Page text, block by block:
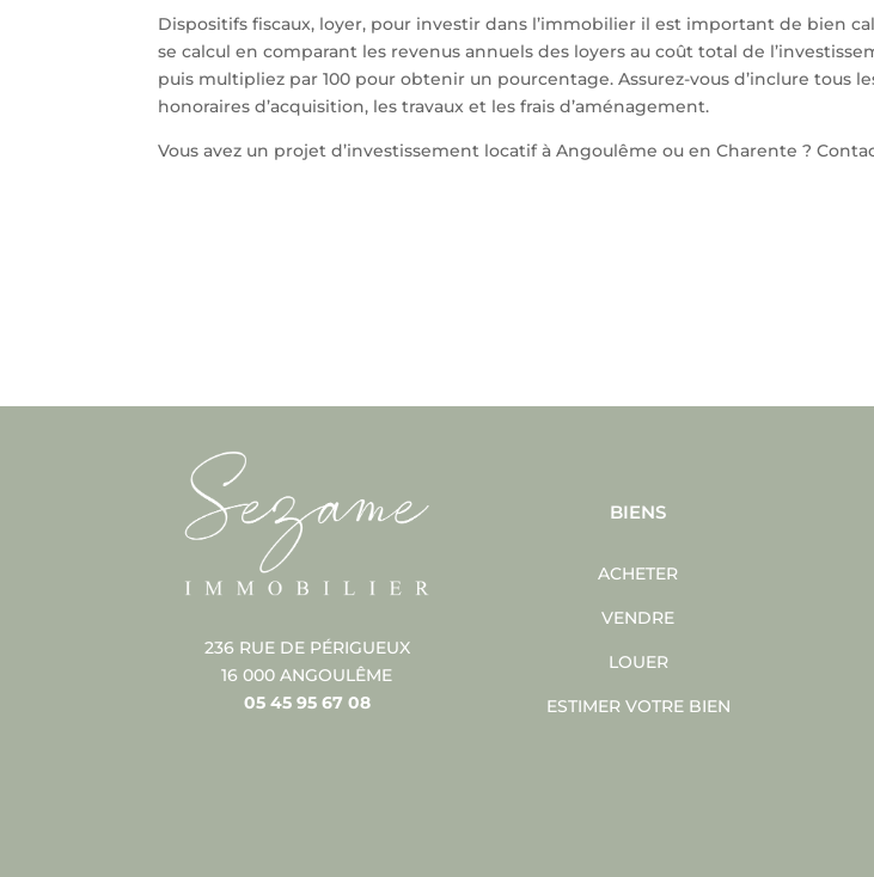
Dispositifs fiscaux, loyer, pour investir dans l’immobilier il est important de bien
se calcul en comparant les revenus annuels des loyers au coût total de
puis multipliez par 100 pour obtenir un pourcentage. Assurez-vous d’inclure tous
honoraires d’acquisition, les travaux et les frais d’aménagement.
Vous avez un projet d’investissement locatif à Angoulême ou en Charente ?
236 RUE DE PÉRIGUEUX
16 000 ANGOULÊME
05 45 95 67 08
BIENS
ACHETER
VENDRE
LOUER
ESTIMER VOTRE BIEN